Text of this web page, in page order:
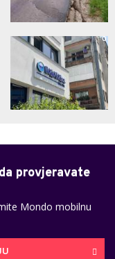
0
provjeravate
Mondo mobilnu